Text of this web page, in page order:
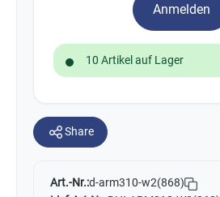
Anmelden
10 Artikel auf Lager
Share
Art.-Nr.:d-arm310-w2(868)